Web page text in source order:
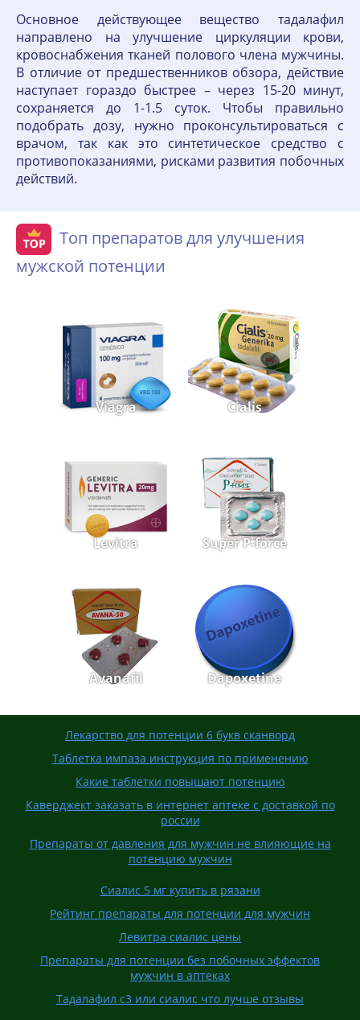
Основное действующее вещество тадалафил
направлено на улучшение циркуляции крови,
кровоснабжения тканей полового члена мужчины.
В отличие от предшественников обзора, действие
наступает гораздо быстрее – через 15-20 минут,
сохраняется до 1-1.5 суток. Чтобы правильно
подобрать дозу, нужно проконсультироваться с
врачом, так как это синтетическое средство с
противопоказаниями, рисками развития побочных
действий.
Топ препаратов для улучшения
мужской потенции
Viagra Cialis
Levitra Super P-force
Avanafil Dapoxetine
Лекарство для потенции 6 букв сканворд
Таблетка импаза инструкция по применению
Какие таблетки повышают потенцию
Каверджект заказать в интернет аптеке с доставкой по
россии
Препараты от давления для мужчин не влияющие на
потенцию мужчин
Сиалис 5 мг купить в рязани
Рейтинг препараты для потенции для мужчин
Левитра сиалис цены
Препараты для потенции без побочных эффектов
мужчин в аптеках
Тадалафил с3 или сиалис что лучше отзывы